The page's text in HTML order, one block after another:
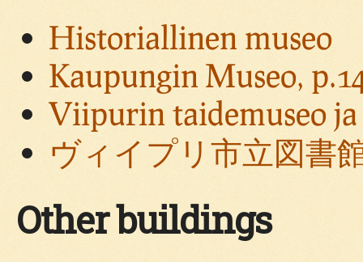
Historiallinen museo
Kaupungin Museo,
Viipurin taidemuseo
ヴィイプリ市立図書
Other buildings